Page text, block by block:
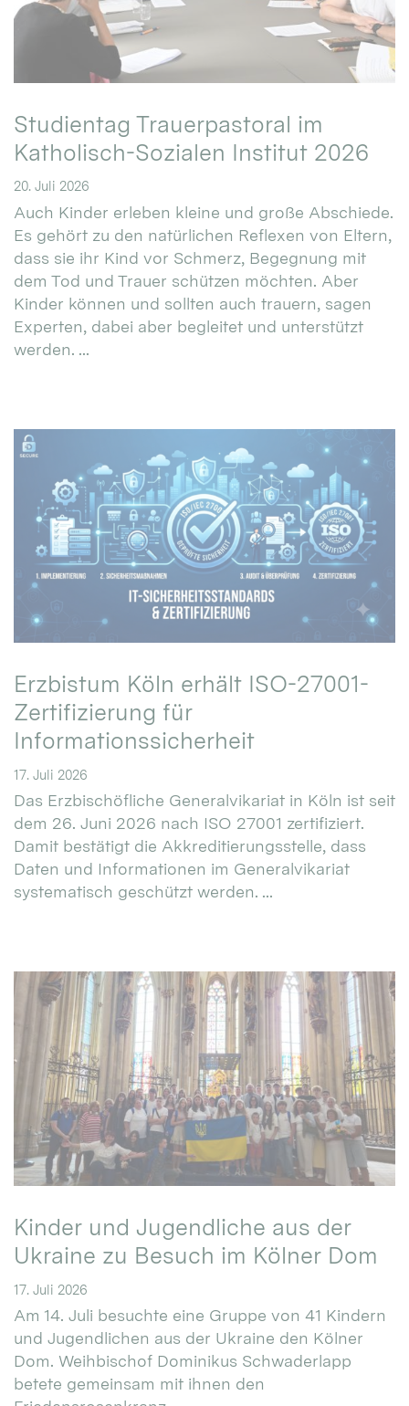
Studientag Trauerpastoral im
Katholisch-Sozialen Institut 2026
20. Juli 2026
Auch Kinder erleben kleine und große Abschiede.
Es gehört zu den natürlichen Reflexen von Eltern,
dass sie ihr Kind vor Schmerz, Begegnung mit
dem Tod und Trauer schützen möchten. Aber
Kinder können und sollten auch trauern, sagen
Experten, dabei aber begleitet und unterstützt
werden. ...
Erzbistum Köln erhält ISO-27001-
Zertifizierung für
Informationssicherheit
17. Juli 2026
Das Erzbischöfliche Generalvikariat in Köln ist seit
dem 26. Juni 2026 nach ISO 27001 zertifiziert.
Damit bestätigt die Akkreditierungsstelle, dass
Daten und Informationen im Generalvikariat
systematisch geschützt werden. ...
Kinder und Jugendliche aus der
Ukraine zu Besuch im Kölner Dom
17. Juli 2026
Am 14. Juli besuchte eine Gruppe von 41 Kindern
und Jugendlichen aus der Ukraine den Kölner
Dom. Weihbischof Dominikus Schwaderlapp
betete gemeinsam mit ihnen den